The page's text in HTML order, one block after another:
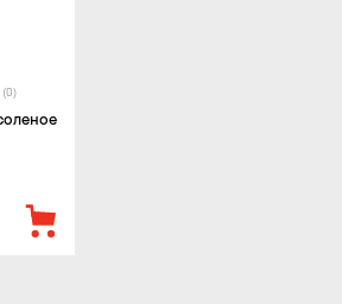
(0)